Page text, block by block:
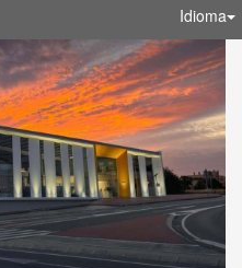
Idioma